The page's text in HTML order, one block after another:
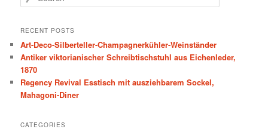
e
r
h
RECENT POSTS
Art-Deco-Silberteller-Champagnerkühler-Weinständer
Antiker viktorianischer Schreibtischstuhl aus Eichenleder,
1870
Regency Revival Esstisch mit ausziehbarem Sockel,
Mahagoni-Diner
CATEGORIES